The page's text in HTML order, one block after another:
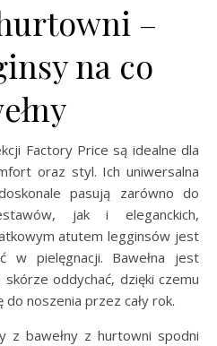
–
na co
Factory Price są idealne dla
oraz styl. Ich uniwersalna
pasują zarówno do
jak i eleganckich,
atutem legginsów jest
w pielęgnacji. Bawełna jest
oddychać, dzięki czemu
noszenia przez cały rok.
z bawełny z hurtowni spodni